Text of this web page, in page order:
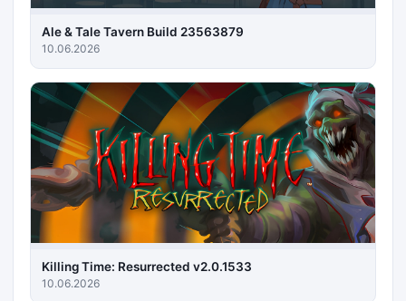
Ale & Tale Tavern Build 23563879
10.06.2026
Killing Time: Resurrected v2.0.1533
10.06.2026